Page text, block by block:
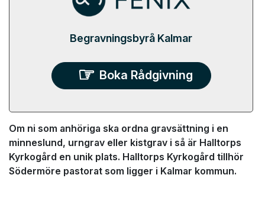
Begravningsbyrå Kalmar
Boka Rådgivning
Om ni som anhöriga ska ordna gravsättning i en
minneslund, urngrav eller kistgrav i så är Halltorps
Kyrkogård en unik plats. Halltorps Kyrkogård tillhör
Södermöre pastorat som ligger i Kalmar kommun.